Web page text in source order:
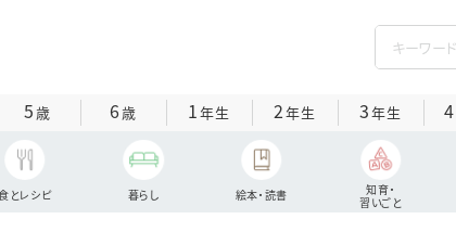
5歳 6歳 1年生 2年生 3年生 4
とレシピ 暮らし 絵本・読書
知育・
習いごと